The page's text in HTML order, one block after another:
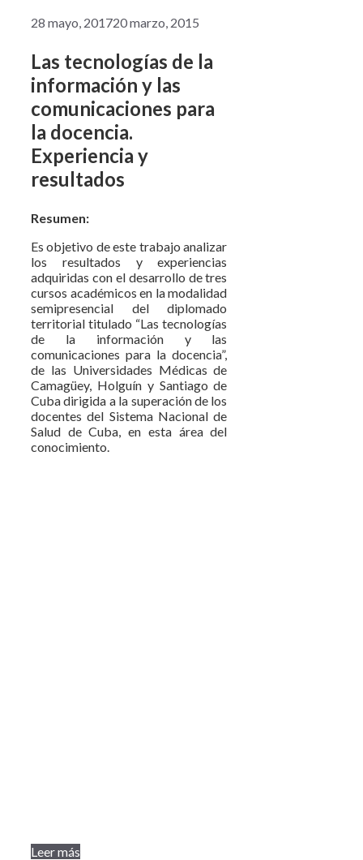
28 mayo, 201720 marzo, 2015
Las tecnologías de la
información y las
comunicaciones para
la docencia.
Experiencia y
resultados
Resumen:
Es objetivo de este trabajo analizar
los resultados y experiencias
adquiridas con el desarrollo de tres
cursos académicos en la modalidad
semipresencial del diplomado
territorial titulado “Las tecnologías
de la información y las
comunicaciones para la docencia”,
de las Universidades Médicas de
Camagüey, Holguín y Santiago de
Cuba dirigida a la superación de los
docentes del Sistema Nacional de
Salud de Cuba, en esta área del
conocimiento.
Leer más